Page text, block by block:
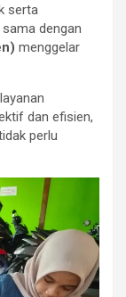
serta
dengan
menggelar
dan efisien,
perlu